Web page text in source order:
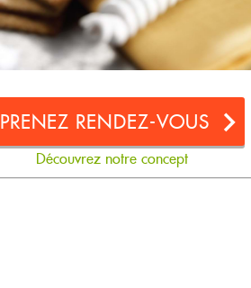
PRENEZ RENDEZ-VOUS
Découvrez notre concept